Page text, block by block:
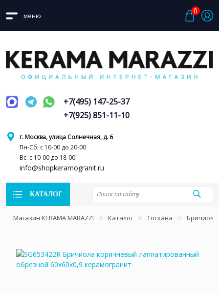
меню
0
г. Москва, улица Солнечная, д. 6
Пн-Сб: с 10-00 до 20-00
Вс: с 10-00 до 18-00
info@shopkeramogranit.ru
+7(495) 147-25-37
+7(925) 851-11-10
КАТАЛОГ
Магазин KERAMA MARAZZI Каталог Тоскана Бричиола